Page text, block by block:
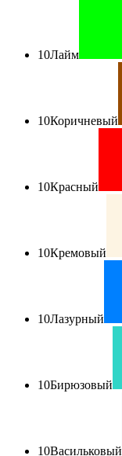
10Лайм
10Коричневый
10Красный
10Кремовый
10Лазурный
10Бирюзовый
10Васильковый